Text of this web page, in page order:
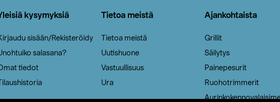
kysymyksiä
sisään/Rekisteröidy
salasana?
tiedot
Tilaushistoria
Tietoa meistä
Tietoa meistä
Uutishuone
Vastuullisuus
Ura
Ajankohtaista
Grillit
Säilytys
Painepesurit
Ruohotrimmerit